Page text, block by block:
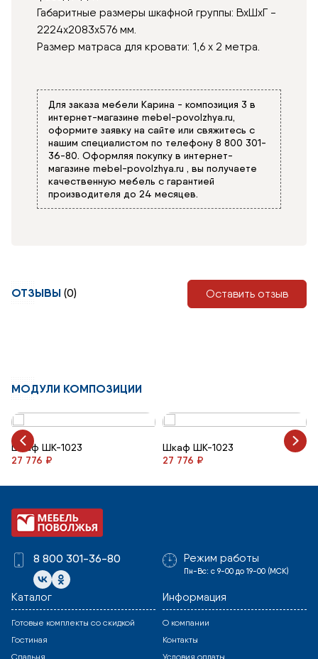
Габаритные размеры шкафной группы: ВхШхГ -
2224х2083х576 мм.
Размер матраса для кровати: 1,6 х 2 метра.
Для заказа мебели Карина - композиция 3 в
интернет-магазине mebel-povolzhya.ru,
оформите заявку на сайте или свяжитесь с
нашим специалистом по телефону 8 800 301-
36-80. Оформляя покупку в интернет-
магазине mebel-povolzhya.ru , вы получаете
качественную мебель с гарантией
производителя до 24 месяцев.
ОТЗЫВЫ (0) Оставить отзыв
МОДУЛИ КОМПОЗИЦИИ
Шкаф ШК-1023
27 776 ₽
Шкаф ШК-1023
27 776 ₽
8 800 301-36-80 Режим работы
Пн-Вс: с 9-00 до 19-00 (МСК)
Каталог
Готовые комплекты со скидкой
Гостиная
Спальня
Информация
О компании
Контакты
Условия оплаты